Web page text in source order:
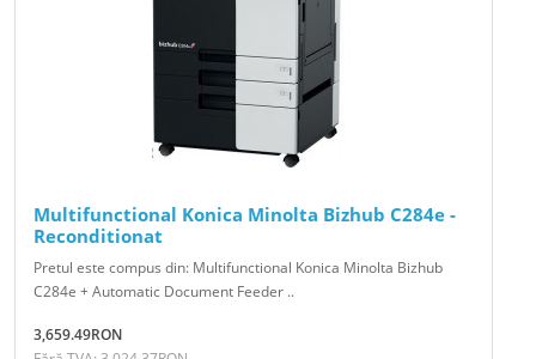
Multifunctional Konica Minolta Bizhub C284e -
Reconditionat
Pretul este compus din: Multifunctional Konica Minolta Bizhub
C284e + Automatic Document Feeder ..
3,659.49RON